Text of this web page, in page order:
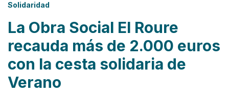
Solidaridad
La Obra Social El Roure
recauda más de 2.000 euros
con la cesta solidaria de
Verano